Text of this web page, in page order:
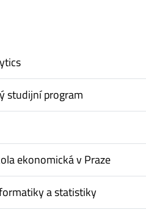
studijní program
ekonomická v Praze
a statistiky